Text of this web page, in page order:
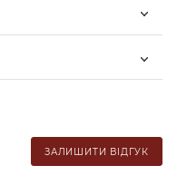
ЗАЛИШИТИ ВІДГУК